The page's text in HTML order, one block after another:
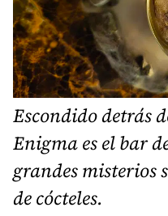
Escondido detrás
Enigma es el bar
grandes misterios
de cócteles.